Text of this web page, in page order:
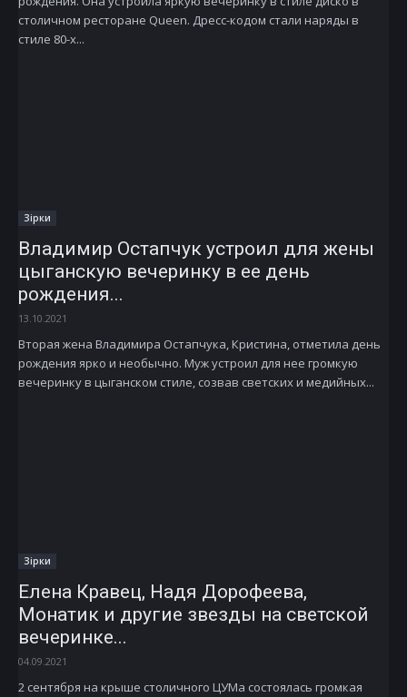
столичном ресторане Queen. Дресс-кодом стали наряды в
стиле 80-х...
Зірки
Владимир Остапчук устроил для жены
цыганскую вечеринку в ее день
рождения...
13.10.2021
Вторая жена Владимира Остапчука, Кристина, отметила день
рождения ярко и необычно. Муж устроил для нее громкую
вечеринку в цыганском стиле, созвав светских и медийных...
Зірки
Елена Кравец, Надя Дорофеева,
Монатик и другие звезды на светской
вечеринке...
04.09.2021
2 сентября на крыше столичного ЦУМа состоялась громкая